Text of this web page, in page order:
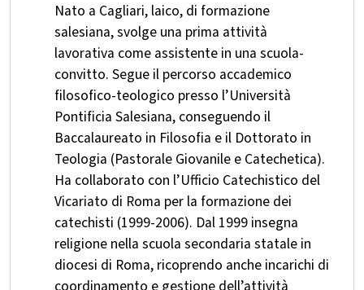
Nato a Cagliari, laico, di formazione
salesiana, svolge una prima attività
lavorativa come assistente in una scuola-
convitto. Segue il percorso accademico
filosofico-teologico presso l’Università
Pontificia Salesiana, conseguendo il
Baccalaureato in Filosofia e il Dottorato in
Teologia (Pastorale Giovanile e Catechetica).
Ha collaborato con l’Ufficio Catechistico del
Vicariato di Roma per la formazione dei
catechisti (1999-2006). Dal 1999 insegna
religione nella scuola secondaria statale in
diocesi di Roma, ricoprendo anche incarichi di